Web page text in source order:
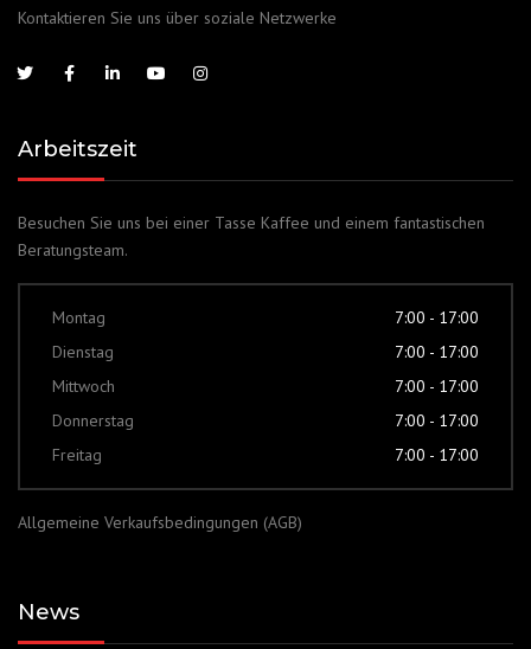
Kontaktieren Sie uns über soziale Netzwerke
Arbeitszeit
Besuchen Sie uns bei einer Tasse Kaffee und einem fantastischen
Beratungsteam.
Montag
7:00 - 17:00
Dienstag
7:00 - 17:00
Mittwoch
7:00 - 17:00
Donnerstag
7:00 - 17:00
Freitag
7:00 - 17:00
Allgemeine Verkaufsbedingungen (AGB)
News